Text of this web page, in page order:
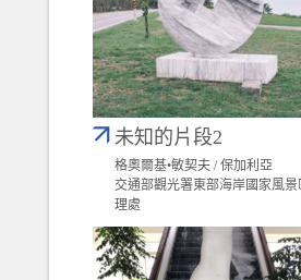
未知的片段2
格奧爾基•敏契夫 / 保加利亞
交通部觀光署東部海岸國家風景
理處